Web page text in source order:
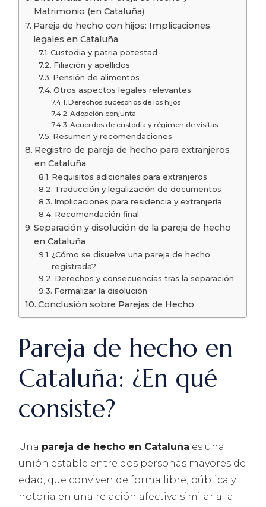
Matrimonio (en Cataluña)
Pareja de hecho con hijos: Implicaciones
legales en Cataluña
Custodia y patria potestad
Filiación y apellidos
Pensión de alimentos
Otros aspectos legales relevantes
Derechos sucesorios de los hijos
Adopción conjunta
Acuerdos de custodia y régimen de visitas
Resumen y recomendaciones
Registro de pareja de hecho para extranjeros
en Cataluña
Requisitos adicionales para extranjeros
Traducción y legalización de documentos
Implicaciones para residencia y extranjería
Recomendación final
Separación y disolución de la pareja de hecho
en Cataluña
¿Cómo se disuelve una pareja de hecho
registrada?
Derechos y consecuencias tras la separación
Formalizar la disolución
Conclusión sobre Parejas de Hecho
Pareja de hecho en
Cataluña: ¿En qué
consiste?
Una pareja de hecho en Cataluña es una
unión estable entre dos personas mayores de
edad, que conviven de forma libre, pública y
notoria en una relación afectiva similar a la